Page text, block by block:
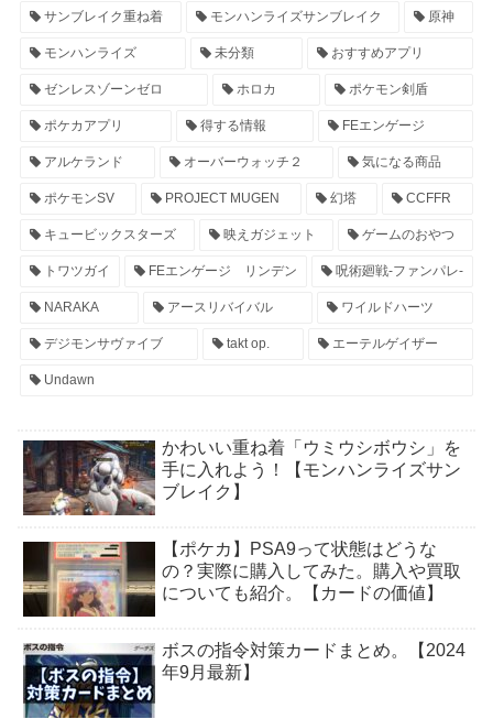
サンブレイク重ね着 モンハンライズサンブレイク 原神
モンハンライズ 未分類 おすすめアプリ
ゼンレスゾーンゼロ ホロカ ポケモン剣盾
ポケカアプリ 得する情報 FEエンゲージ
アルケランド オーバーウォッチ２ 気になる商品
ポケモンSV PROJECT MUGEN 幻塔 CCFFR
キュービックスターズ 映えガジェット ゲームのおやつ
トワツガイ FEエンゲージ リンデン 呪術廻戦-ファンパレ-
NARAKA アースリバイバル ワイルドハーツ
デジモンサヴァイブ takt op. エーテルゲイザー
Undawn
かわいい重ね着「ウミウシボウシ」を
手に入れよう！【モンハンライズサン
ブレイク】
【ポケカ】PSA9って状態はどうな
の？実際に購入してみた。購入や買取
についても紹介。【カードの価値】
ボスの指令対策カードまとめ。【2024
年9月最新】